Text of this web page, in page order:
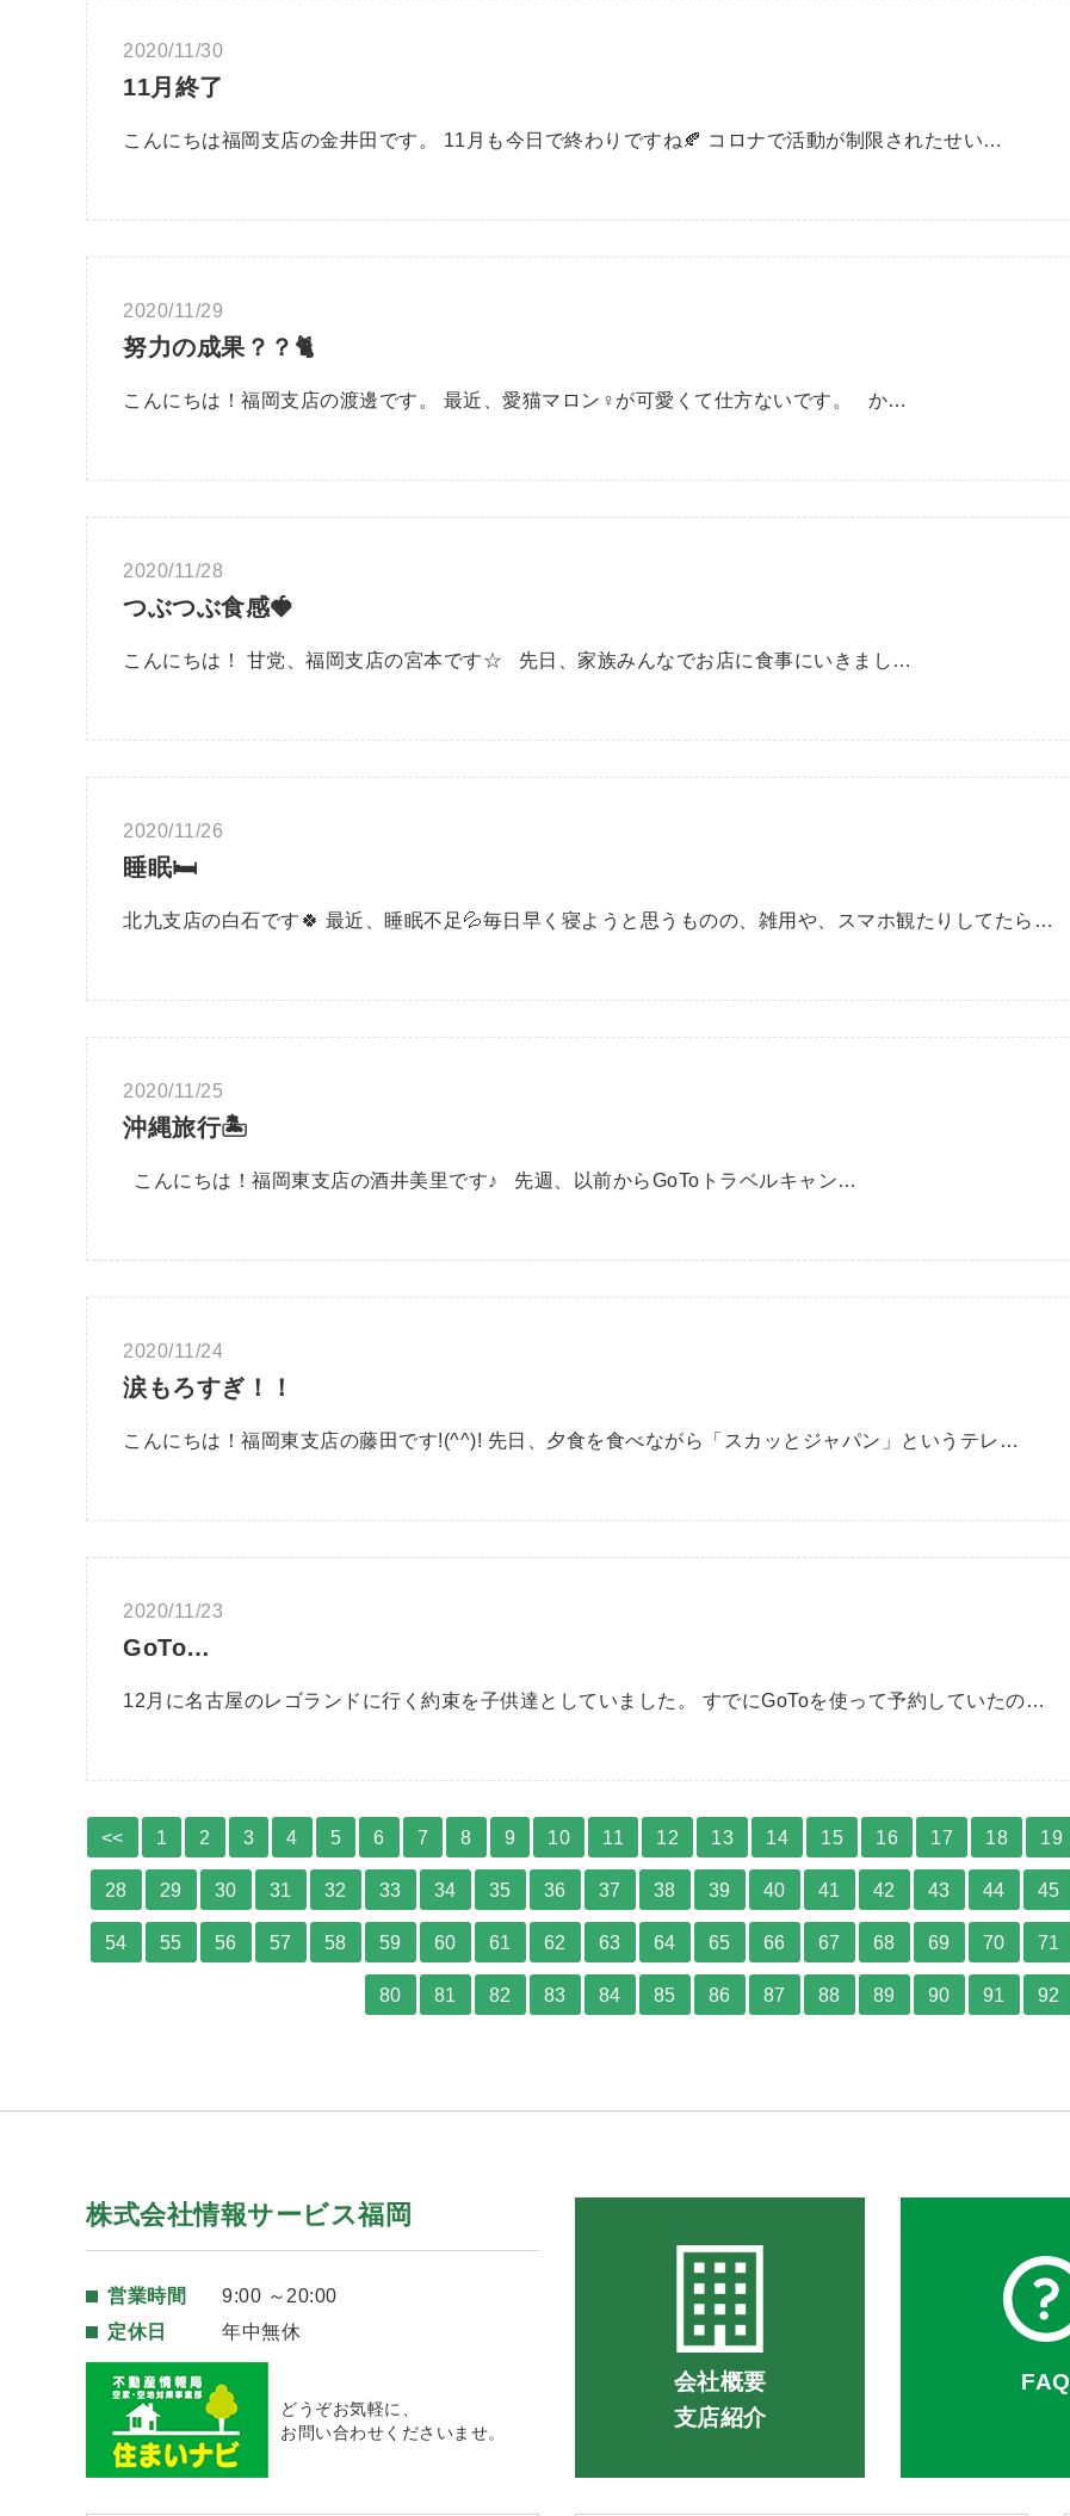
2020/11/30
11月終了
こんにちは福岡支店の金井田です。 11月も今日で終わりですね🍂 コロナで活動が制限されたせい…
2020/11/29
努力の成果？？🐈
こんにちは！福岡支店の渡邊です。 最近、愛猫マロン♀が可愛くて仕方ないです。 か…
2020/11/28
つぶつぶ食感🍓
こんにちは！ 甘党、福岡支店の宮本です☆ 先日、家族みんなでお店に食事にいきまし…
2020/11/26
睡眠🛏
北九支店の白石です🍀 最近、睡眠不足💦毎日早く寝ようと思うものの、雑用や、スマホ観たりしてたら…
2020/11/25
沖縄旅行🏝
こんにちは！福岡東支店の酒井美里です♪ 先週、以前からGoToトラベルキャン…
2020/11/24
涙もろすぎ！！
こんにちは！福岡東支店の藤田です!(^^)! 先日、夕食を食べながら「スカッとジャパン」というテレ…
2020/11/23
GoTo…
12月に名古屋のレゴランドに行く約束を子供達としていました。 すでにGoToを使って予約していたの…
<< 1 2 3 4 5 6 7 8 9 10 11 12 13 14 15 16 17 18 19
28 29 30 31 32 33 34 35 36 37 38 39 40 41 42 43 44 45
54 55 56 57 58 59 60 61 62 63 64 65 66 67 68 69 70 71
80 81 82 83 84 85 86 87 88 89 90 91 92
株式会社情報サービス福岡
営業時間
9:00 ～20:00
定休日
年中無休
どうぞお気軽に、
お問い合わせくださいませ。
会社概要
支店紹介
FAQ